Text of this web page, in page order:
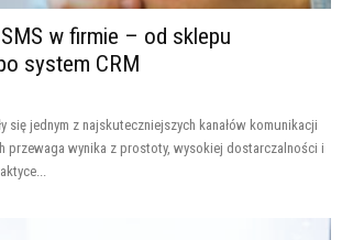
w firmie – od sklepu
system CRM
się jednym z najskuteczniejszych kanałów komunikacji
przewaga wynika z prostoty, wysokiej dostarczalności i